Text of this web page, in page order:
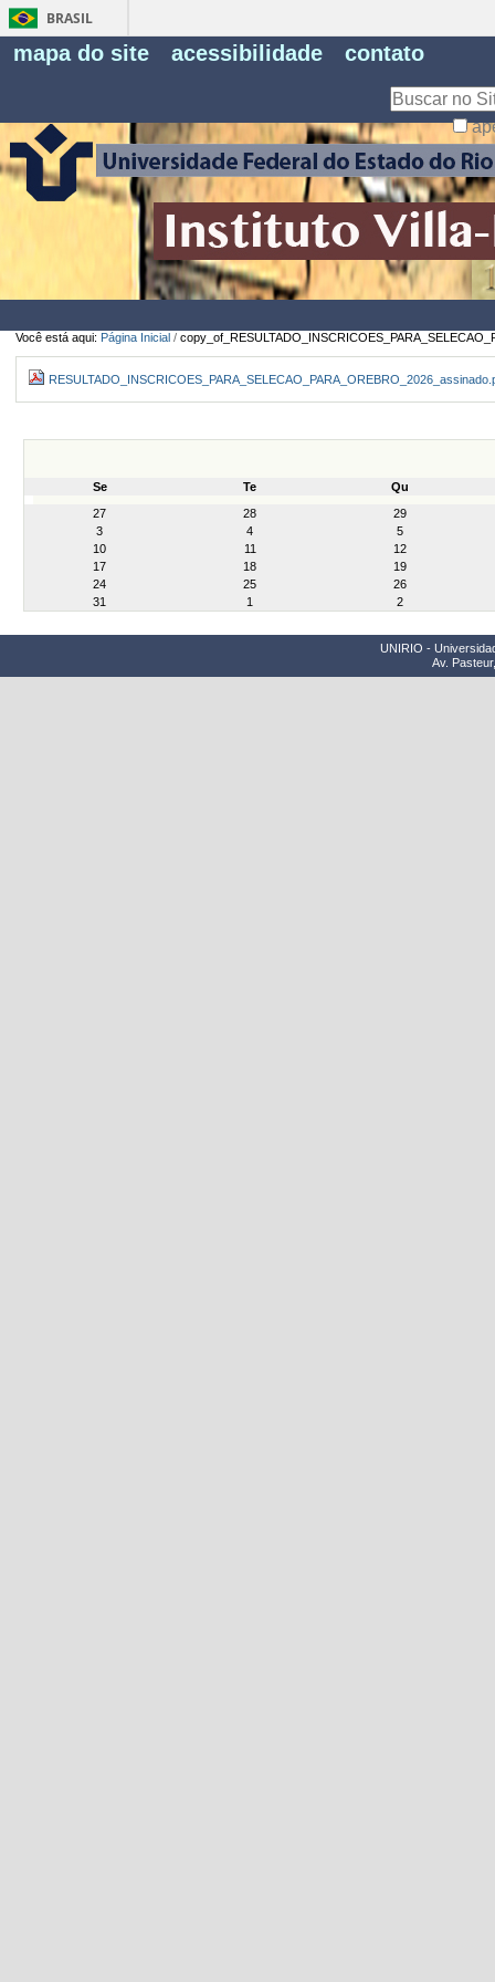
BRASIL
mapa do site acessibilidade contato
Você está aqui: Página Inicial /
Se Te
Qu
27
28
29
3
4
5
10
11
12
17
18
19
24
25
26
31
1 2
UNIRIO -
Av.